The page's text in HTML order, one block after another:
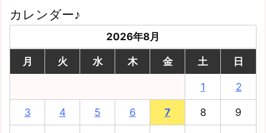
カレンダー♪
2026年8月
月 火 水 木 金 土 日
1 2
3 4 5 6 7 8 9